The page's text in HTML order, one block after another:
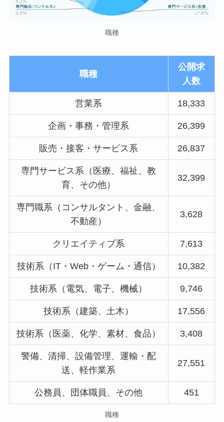
職種
職種
公開求
人数
営業系 18,333
企画・事務・管理系 26,399
販売・接客・サービス系 26,837
専門サービス系（医療、福祉、教
育、その他）
32,399
専門職系（コンサルタント、金融、
不動産）
3,628
クリエイティブ系 7,613
技術系（IT・Web・ゲーム・通信） 10,382
技術系（電気、電子、機械） 9,746
技術系（建築、土木） 17,556
技術系（医薬、化学、素材、食品） 3,408
警備、清掃、設備管理、運輸・配
送、軽作業系
27,551
公務員、団体職員、その他 451
職種